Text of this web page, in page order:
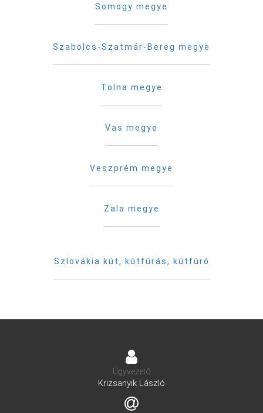
Somogy megye
Szabolcs-Szatmár-Bereg megye
Tolna megye
Vas megye
Veszprém megye
Zala megye
Szlovákia kút, kútfúrás, kútfúró
Ügyvezető
Krizsanyik László